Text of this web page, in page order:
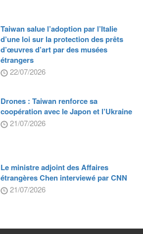
Taiwan salue l’adoption par l’Italie
d’une loi sur la protection des prêts
d’œuvres d’art par des musées
étrangers
22/07/2026
Drones : Taiwan renforce sa
coopération avec le Japon et l’Ukraine
21/07/2026
Le ministre adjoint des Affaires
étrangères Chen interviewé par CNN
21/07/2026